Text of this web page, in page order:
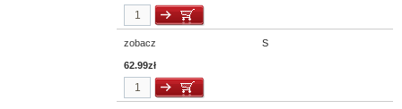
zobacz S
62.99zł